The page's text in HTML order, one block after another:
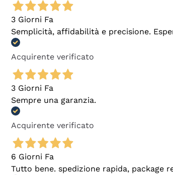
3 Giorni Fa
Semplicità, affidabilità e precisione.
Acquirente verificato
3 Giorni Fa
Sempre una garanzia.
Acquirente verificato
6 Giorni Fa
Tutto bene. spedizione rapida, package